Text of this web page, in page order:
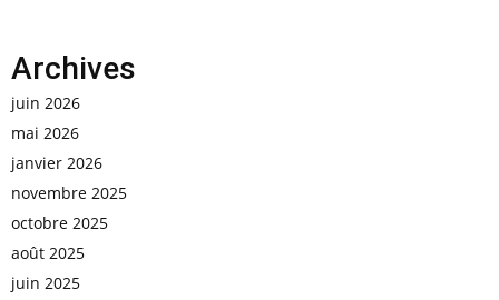
Archives
juin 2026
mai 2026
janvier 2026
novembre 2025
octobre 2025
août 2025
juin 2025